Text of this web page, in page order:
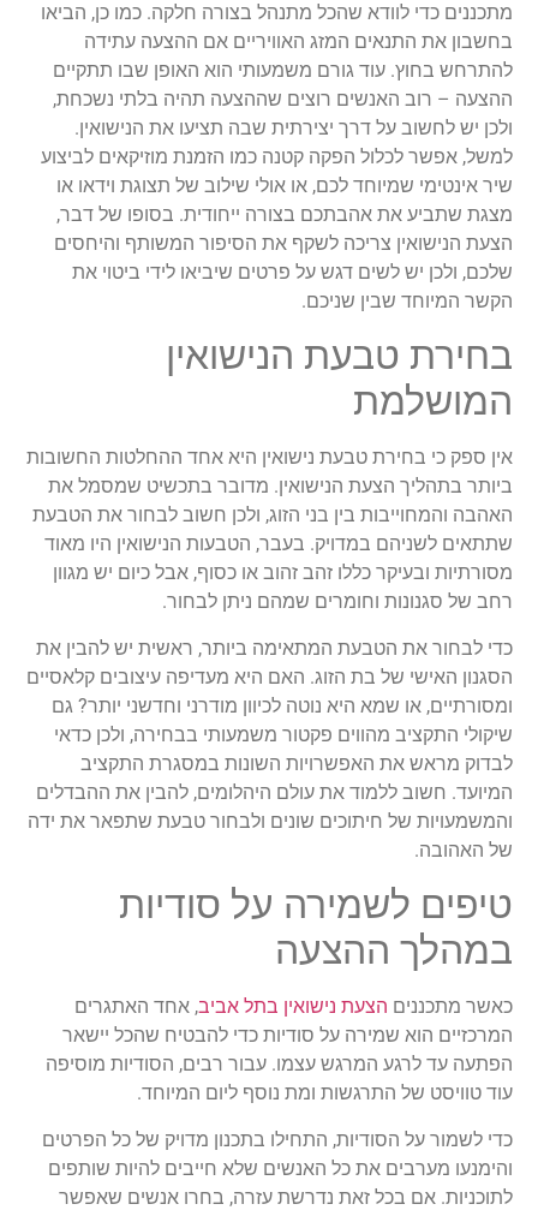
מתכננים כדי לוודא שהכל מתנהל בצורה חלקה. כמו כן, הביאו
בחשבון את התנאים המזג האוויריים אם ההצעה עתידה
להתרחש בחוץ. עוד גורם משמעותי הוא האופן שבו תתקיים
ההצעה – רוב האנשים רוצים שההצעה תהיה בלתי נשכחת,
ולכן יש לחשוב על דרך יצירתית שבה תציעו את הנישואין.
למשל, אפשר לכלול הפקה קטנה כמו הזמנת מוזיקאים לביצוע
שיר אינטימי שמיוחד לכם, או אולי שילוב של תצוגת וידאו או
מצגת שתביע את אהבתכם בצורה ייחודית. בסופו של דבר,
הצעת הנישואין צריכה לשקף את הסיפור המשותף והיחסים
שלכם, ולכן יש לשים דגש על פרטים שיביאו לידי ביטוי את
הקשר המיוחד שבין שניכם.
בחירת טבעת הנישואין
המושלמת
אין ספק כי בחירת טבעת נישואין היא אחד ההחלטות החשובות
ביותר בתהליך הצעת הנישואין. מדובר בתכשיט שמסמל את
האהבה והמחוייבות בין בני הזוג, ולכן חשוב לבחור את הטבעת
שתתאים לשניהם במדויק. בעבר, הטבעות הנישואין היו מאוד
מסורתיות ובעיקר כללו זהב זהוב או כסוף, אבל כיום יש מגוון
רחב של סגנונות וחומרים שמהם ניתן לבחור.
כדי לבחור את הטבעת המתאימה ביותר, ראשית יש להבין את
הסגנון האישי של בת הזוג. האם היא מעדיפה עיצובים קלאסיים
ומסורתיים, או שמא היא נוטה לכיוון מודרני וחדשני יותר? גם
שיקולי התקציב מהווים פקטור משמעותי בבחירה, ולכן כדאי
לבדוק מראש את האפשרויות השונות במסגרת התקציב
המיועד. חשוב ללמוד את עולם היהלומים, להבין את ההבדלים
והמשמעויות של חיתוכים שונים ולבחור טבעת שתפאר את ידה
של האהובה.
טיפים לשמירה על סודיות
במהלך ההצעה
כאשר מתכננים הצעת נישואין בתל אביב, אחד האתגרים
המרכזיים הוא שמירה על סודיות כדי להבטיח שהכל יישאר
הפתעה עד לרגע המרגש עצמו. עבור רבים, הסודיות מוסיפה
עוד טוויסט של התרגשות ומת נוסף ליום המיוחד.
כדי לשמור על הסודיות, התחילו בתכנון מדויק של כל הפרטים
והימנעו מערבים את כל האנשים שלא חייבים להיות שותפים
לתוכניות. אם בכל זאת נדרשת עזרה, בחרו אנשים שאפשר